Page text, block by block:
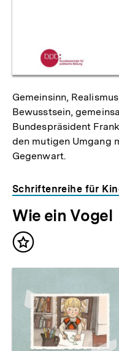
Gemeinsinn,
Bewusstsein,
Bundespräsident
den mutigen Umgang
Gegenwart.
Schriftenreihe für
Wie ein Vogel
Inhalt